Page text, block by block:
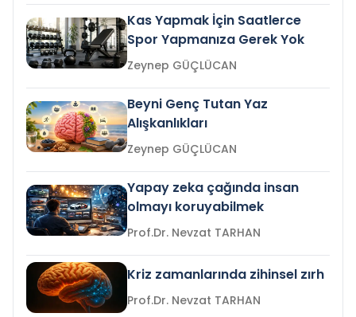
Kas Yapmak İçin Saatlerce
Spor Yapmanıza Gerek Yok
Zeynep GÜÇLÜCAN
Beyni Genç Tutan Yaz
Alışkanlıkları
Zeynep GÜÇLÜCAN
Yapay zeka çağında insan
olmayı koruyabilmek
Prof.Dr. Nevzat TARHAN
Kriz zamanlarında zihinsel zırh
Prof.Dr. Nevzat TARHAN